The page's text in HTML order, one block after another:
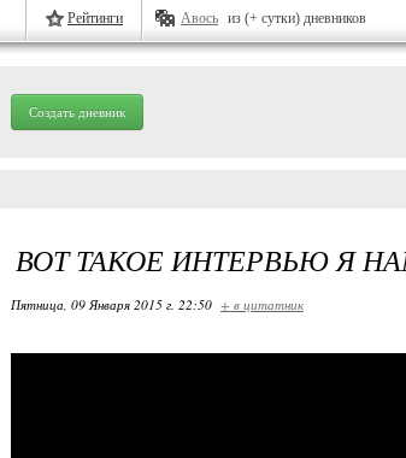
Рейтинги Авось из (+ сутки) дневников
Создать дневник
ВОТ ТАКОЕ ИНТЕРВЬЮ Я
Пятница, 09 Января 2015 г. 22:50 + в цитатник